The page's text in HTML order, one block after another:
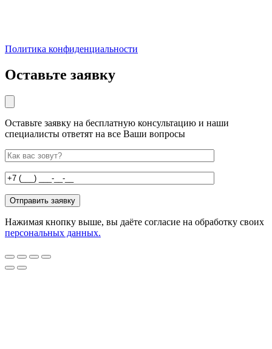
Политика конфиденциальности
Оставьте заявку
Оставьте заявку на бесплатную консультацию и наши
специалисты ответят на все Ваши вопросы
Нажимая кнопку выше, вы даёте согласие на обработку своих
персональных данных.